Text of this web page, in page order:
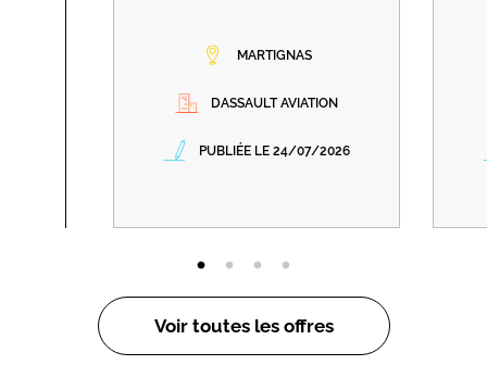
MARTIGNAS
DASSAULT AVIATION
PUBLIÉE LE 24/07/2026
Voir toutes les offres